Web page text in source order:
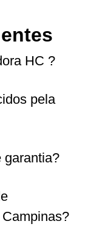
HC ?
pela
garantia?